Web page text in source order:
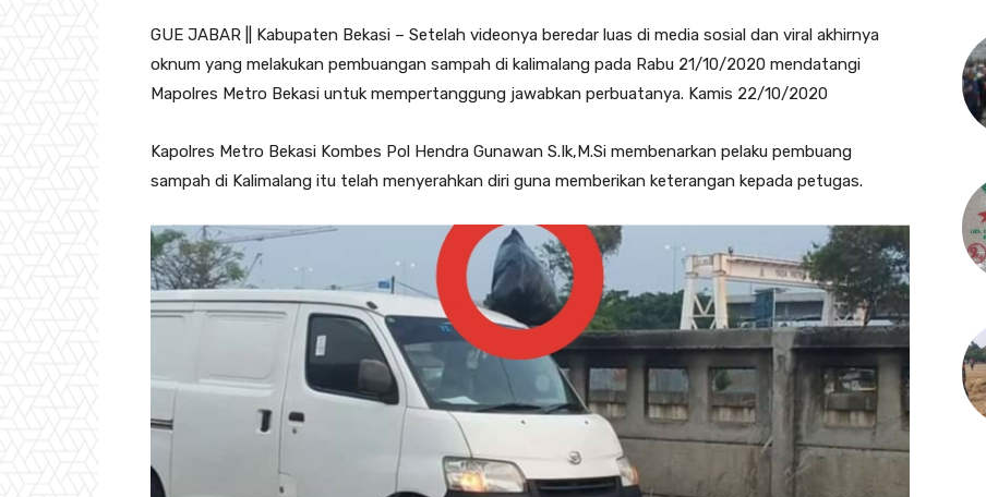
GUE JABAR || Kabupaten Bekasi – Setelah videonya beredar luas di media sosial dan viral akhirnya
oknum yang melakukan pembuangan sampah di kalimalang pada Rabu 21/10/2020 mendatangi
Mapolres Metro Bekasi untuk mempertanggung jawabkan perbuatanya. Kamis 22/10/2020
Kapolres Metro Bekasi Kombes Pol Hendra Gunawan S.Ik,M.Si membenarkan pelaku pembuang
sampah di Kalimalang itu telah menyerahkan diri guna memberikan keterangan kepada petugas.